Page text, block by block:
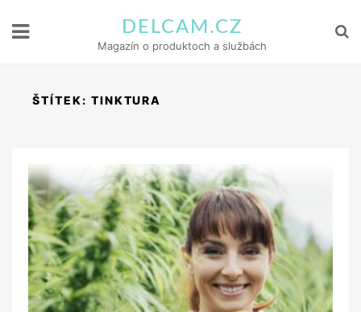
DELCAM.CZ
Magazín o produktoch a službách
ŠTÍTEK: TINKTURA